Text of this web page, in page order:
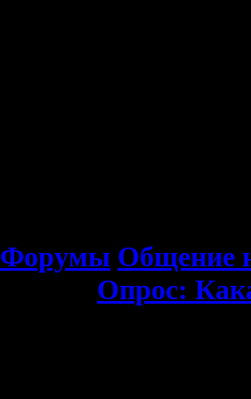
Форумы Общение
Опрос: